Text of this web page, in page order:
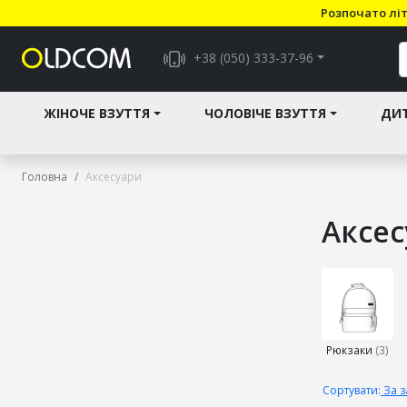
Розпочато
+38 (050) 333-37-96
ЖІНОЧЕ ВЗУТТЯ ЧОЛОВІЧЕ ВЗУТТЯ
Головна Аксесуари
Рюкзаки (3)
Сортувати: За